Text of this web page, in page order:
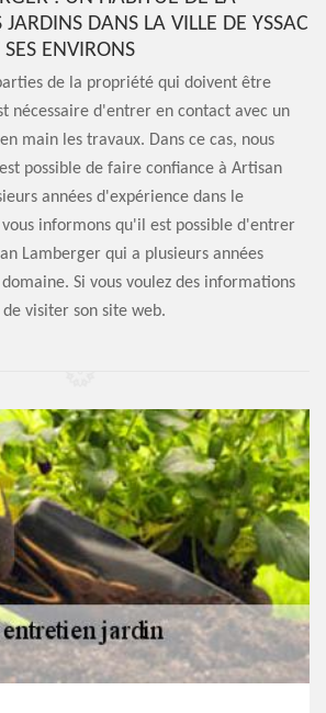
JARDINS DANS LA VILLE DE YSSAC
ENVIRONS
de la propriété qui doivent être
nécessaire d'entrer en contact avec un
main les travaux. Dans ce cas, nous
possible de faire confiance à Artisan
années d'expérience dans le
informons qu'il est possible d'entrer
Lamberger qui a plusieurs années
Si vous voulez des informations
visiter son site web.